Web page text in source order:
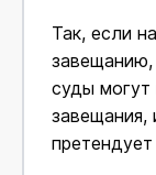
Так, если
завещанию,
суды могут
завещания,